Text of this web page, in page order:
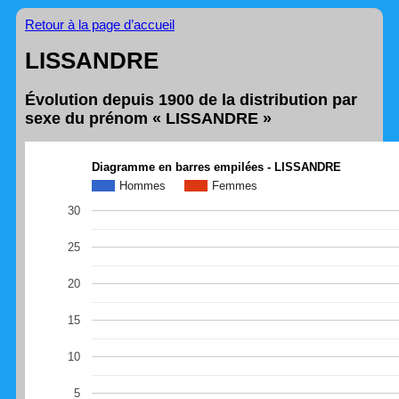
Retour à la page d’accueil
LISSANDRE
Évolution depuis 1900 de la distribution par
sexe du prénom « LISSANDRE »
Diagramme en barres empilées - LISSANDRE
Hommes
Femmes
5
10
15
20
25
30